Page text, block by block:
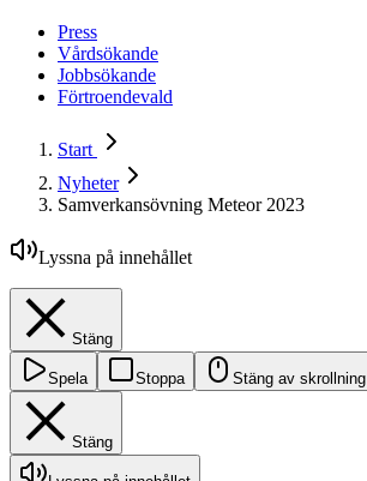
Press
Vårdsökande
Jobbsökande
Förtroendevald
Start
Nyheter
Samverkansövning Meteor 2023
Lyssna på innehållet
Stäng
Spela Stoppa Stäng av skrollning
Stäng